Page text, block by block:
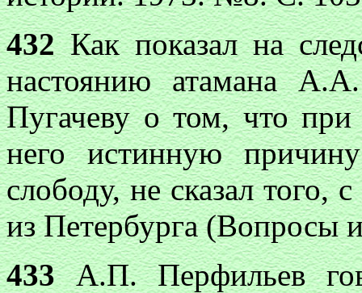
432Как показал на
настоянию атамана
Пугачеву о том, что
него истинную
слободу, не сказал того,
из Петербурга (Вопросы
433А.П. Перфильев